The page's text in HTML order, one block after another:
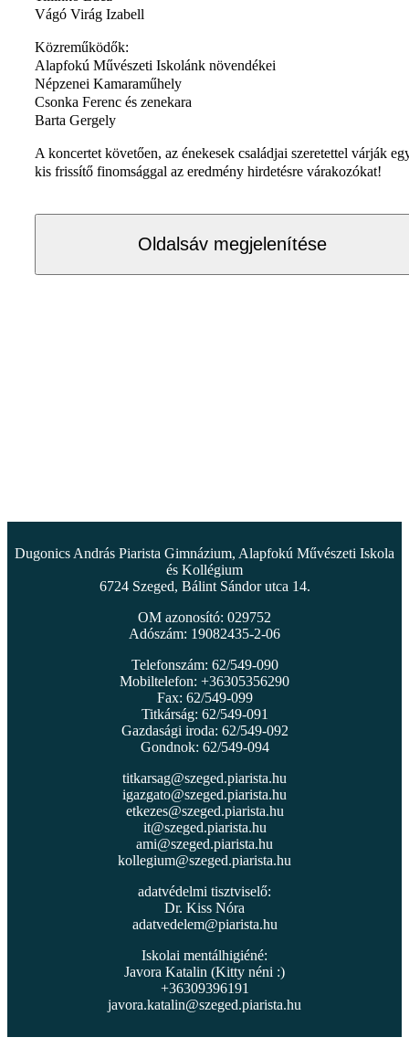
Vágó Virág Izabell
Közreműködők:
Alapfokú Művészeti Iskolánk növendékei
Népzenei Kamaraműhely
Csonka Ferenc és zenekara
Barta Gergely
A koncertet követően, az énekesek családjai szeretettel várják
kis frissítő finomsággal az eredmény hirdetésre várakozókat!
Oldalsáv megjelenítése
Dugonics András Piarista Gimnázium, Alapfokú Művészeti Iskola
és Kollégium
6724 Szeged, Bálint Sándor utca 14.
OM azonosító: 029752
Adószám: 19082435-2-06
Telefonszám: 62/549-090
Mobiltelefon: +36305356290
Fax: 62/549-099
Titkárság: 62/549-091
Gazdasági iroda: 62/549-092
Gondnok: 62/549-094
titkarsag@szeged.piarista.hu
igazgato@szeged.piarista.hu
etkezes@szeged.piarista.hu
it@szeged.piarista.hu
ami@szeged.piarista.hu
kollegium@szeged.piarista.hu
adatvédelmi tisztviselő:
Dr. Kiss Nóra
adatvedelem@piarista.hu
Iskolai mentálhigiéné:
Javora Katalin (Kitty néni :)
+36309396191
javora.katalin@szeged.piarista.hu